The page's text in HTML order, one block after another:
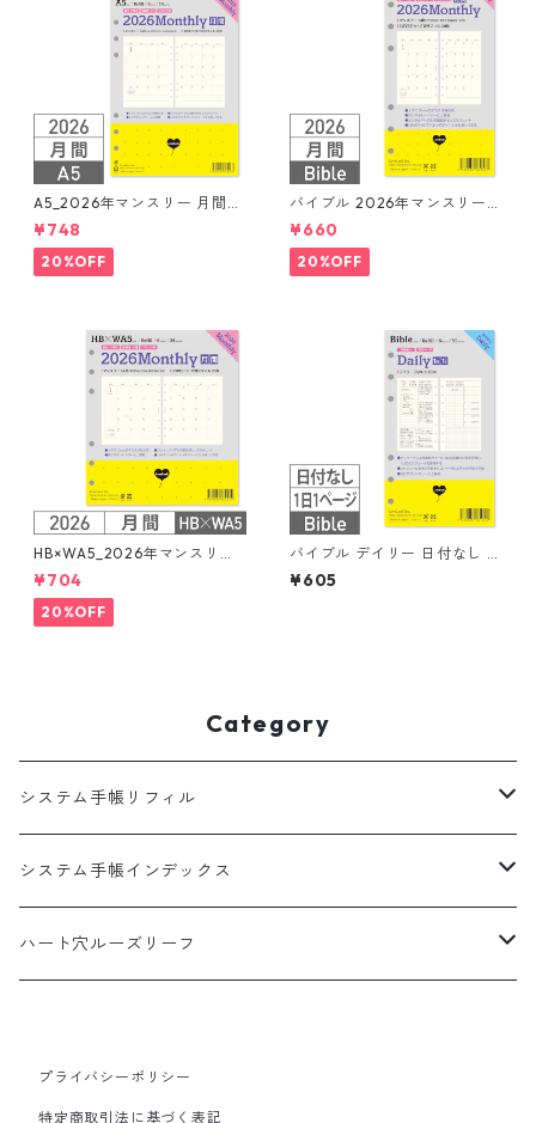
A5_2026年マンスリー 月間ブ
ロック + LOVEドット罫 シス
テム手帳リフィル
¥748
20%OFF
バイブル 2026年マンスリー
月間ブロック+LOVEドット罫
システム手帳リフィル
¥660
20%OFF
HB×WA5_2026年マンスリー
月間ブロック+LOVEドット罫
システム手帳リフィル
¥704
20%OFF
バイブル デイリー 日付なし 見
開き2日 55枚 6穴 システム手
帳リフィル
¥605
Category
システム手帳リフィル
A5
HB×WA5
ミニ6
システム手帳インデックス
A5
ミニ6
ハート穴ルーズリーフ
100枚入
プライバシーポリシー
特定商取引法に基づく表記